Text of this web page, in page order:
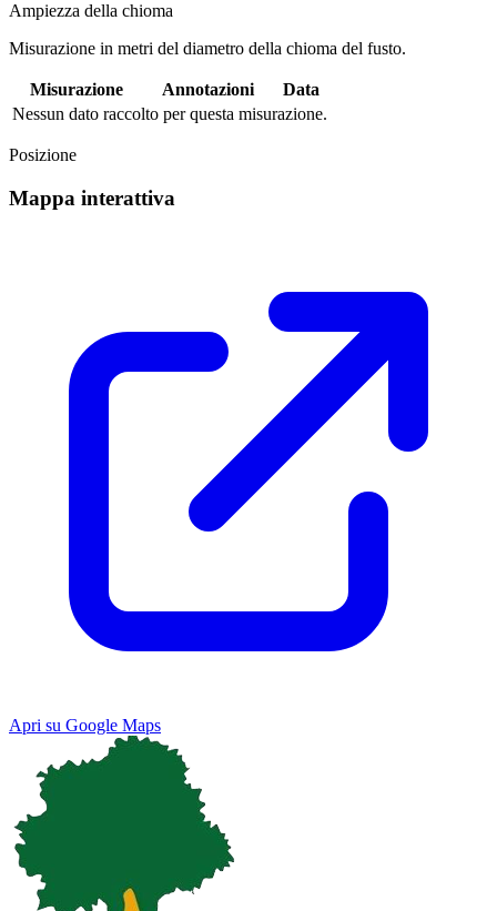
Ampiezza della chioma
Misurazione in metri del diametro della chioma del fusto.
Misurazione Annotazioni
Data
Nessun dato raccolto per questa misurazione.
Posizione
Mappa interattiva
Apri su Google Maps
Map Satellite
Keyboard shortcuts